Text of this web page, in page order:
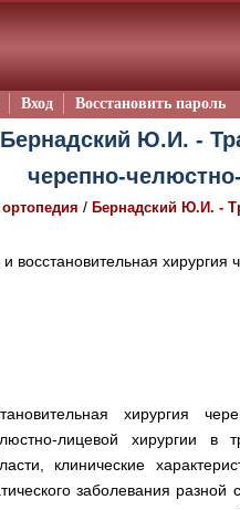
Вход Восстановить пароль
Ю.И. -
черепно-
/ Бернадский Ю.И. -
восстановительная
хирургия
лицевой хирургии в
клинические
заболевания